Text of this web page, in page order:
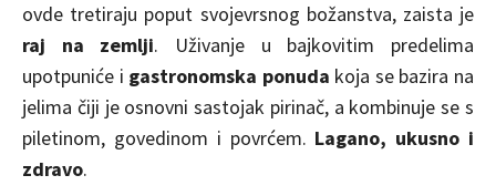
ovde tretiraju poput svojevrsnog božanstva, zaista je
raj na zemlji. Uživanje u bajkovitim predelima
upotpuniće i gastronomska ponuda koja se bazira na
jelima čiji je osnovni sastojak pirinač, a kombinuje se s
piletinom, govedinom i povrćem. Lagano, ukusno i
zdravo.